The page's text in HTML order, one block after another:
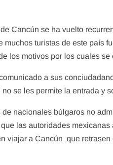
Cancún se ha vuelto
muchos turistas de este país
los motivos por los cuales se
a sus
se les permite la entrada y
de nacionales búlgaros no
las autoridades
viajar a Cancún que